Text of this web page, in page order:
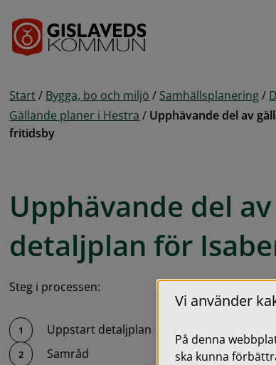
Start / Bygga, bo och miljö / Samhällsplanering /
Gällande planer i Hestra / Upphävande del av
fritidsby
Upphävande del
detaljplan för
Steg i processen:
Uppstart detaljplan
Samråd
Vi använder
På denna
ska kunna